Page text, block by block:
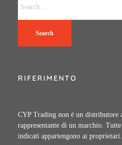
Search
RIFERIMENTO
CYP Trading non é un distributore
rappresentante di un marchio.
indicati appartengono ai proprietari.